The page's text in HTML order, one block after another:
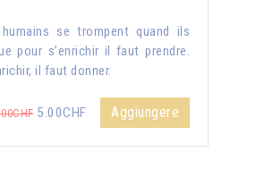
se trompent quand ils
pour s’enrichir il faut prendre.
il faut donner.
5.00CHF Aggiungere